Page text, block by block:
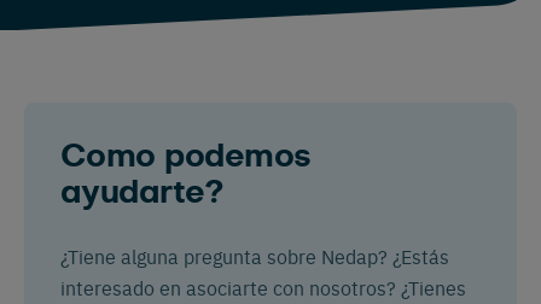
Como podemos
ayudarte?
¿Tiene alguna pregunta sobre Nedap? ¿Estás
interesado en asociarte con nosotros? ¿Tienes